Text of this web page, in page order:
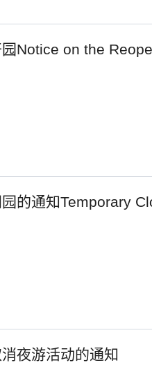
园Notice on the
的通知Temporary
夜游活动的通知